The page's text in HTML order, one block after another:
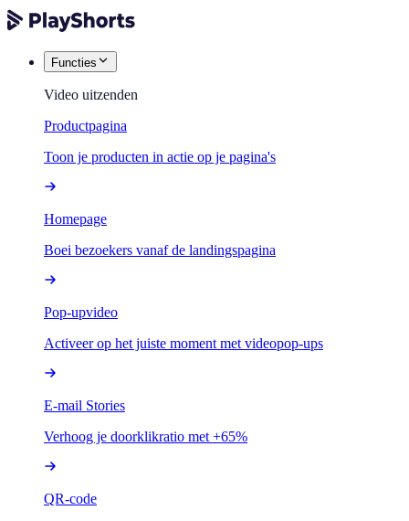
Functies
Video uitzenden
Productpagina
Toon je producten in actie op je pagina's
Homepage
Boei bezoekers vanaf de landingspagina
Pop-upvideo
Activeer op het juiste moment met videopop-ups
E-mail Stories
Verhoog je doorklikratio met +65%
QR-code